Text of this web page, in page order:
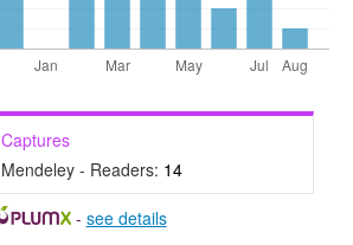
Captures
Mendeley - Readers: 14
- see details